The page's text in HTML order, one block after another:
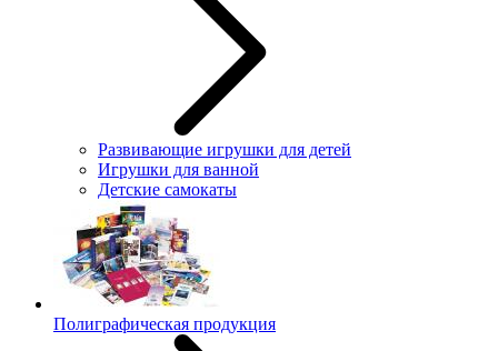
Развивающие игрушки для детей
Игрушки для ванной
Детские самокаты
Полиграфическая продукция